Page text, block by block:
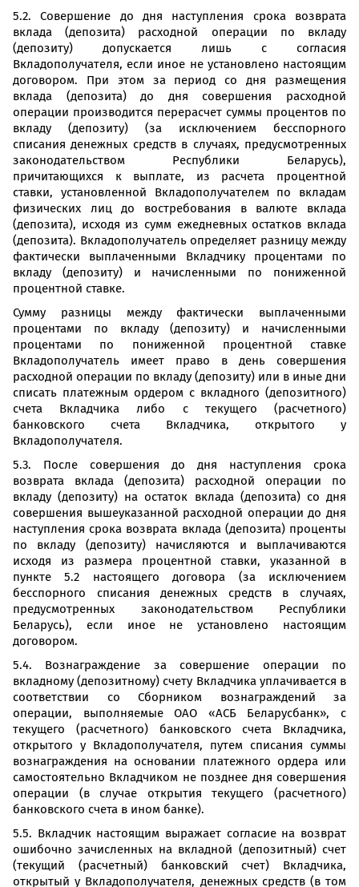
5.2. Совершение до дня наступления срока возврата
вклада (депозита) расходной операции по вкладу
(депозиту) допускается лишь с согласия
Вкладополучателя, если иное не установлено настоящим
договором. При этом за период со дня размещения
вклада (депозита) до дня совершения расходной
операции производится перерасчет суммы процентов по
вкладу (депозиту) (за исключением бесспорного
списания денежных средств в случаях, предусмотренных
законодательством Республики Беларусь),
причитающихся к выплате, из расчета процентной
ставки, установленной Вкладополучателем по вкладам
физических лиц до востребования в валюте вклада
(депозита), исходя из сумм ежедневных остатков вклада
(депозита). Вкладополучатель определяет разницу между
фактически выплаченными Вкладчику процентами по
вкладу (депозиту) и начисленными по пониженной
процентной ставке.
Сумму разницы между фактически выплаченными
процентами по вкладу (депозиту) и начисленными
процентами по пониженной процентной ставке
Вкладополучатель имеет право в день совершения
расходной операции по вкладу (депозиту) или в иные дни
списать платежным ордером с вкладного (депозитного)
счета Вкладчика либо с текущего (расчетного)
банковского счета Вкладчика, открытого у
Вкладополучателя.
5.3. После совершения до дня наступления срока
возврата вклада (депозита) расходной операции по
вкладу (депозиту) на остаток вклада (депозита) со дня
совершения вышеуказанной расходной операции до дня
наступления срока возврата вклада (депозита) проценты
по вкладу (депозиту) начисляются и выплачиваются
исходя из размера процентной ставки, указанной в
пункте 5.2 настоящего договора (за исключением
бесспорного списания денежных средств в случаях,
предусмотренных законодательством Республики
Беларусь), если иное не установлено настоящим
договором.
5.4. Вознаграждение за совершение операции по
вкладному (депозитному) счету Вкладчика уплачивается в
соответствии со Сборником вознаграждений за
операции, выполняемые ОАО «АСБ Беларусбанк», с
текущего (расчетного) банковского счета Вкладчика,
открытого у Вкладополучателя, путем списания суммы
вознаграждения на основании платежного ордера или
самостоятельно Вкладчиком не позднее дня совершения
операции (в случае открытия текущего (расчетного)
банковского счета в ином банке).
5.5. Вкладчик настоящим выражает согласие на возврат
ошибочно зачисленных на вкладной (депозитный) счет
(текущий (расчетный) банковский счет) Вкладчика,
открытый у Вкладополучателя, денежных средств (в том